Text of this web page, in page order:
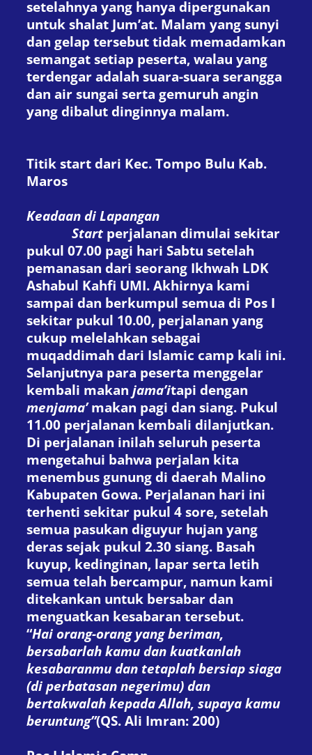
setelahnya yang hanya dipergunakan
untuk shalat Jum’at. Malam yang sunyi
dan gelap tersebut tidak memadamkan
semangat setiap peserta, walau yang
terdengar adalah suara-suara serangga
dan air sungai serta gemuruh angin
yang dibalut dinginnya malam.
Titik start dari Kec. Tompo Bulu Kab.
Maros
Keadaan di Lapangan
Start perjalanan dimulai sekitar
pukul 07.00 pagi hari Sabtu setelah
pemanasan dari seorang Ikhwah LDK
Ashabul Kahfi UMI. Akhirnya kami
sampai dan berkumpul semua di Pos I
sekitar pukul 10.00, perjalanan yang
cukup melelahkan sebagai
muqaddimah dari Islamic camp kali ini.
Selanjutnya para peserta menggelar
kembali makan jama’itapi dengan
menjama’makan pagi dan siang. Pukul
11.00 perjalanan kembali dilanjutkan.
Di perjalanan inilah seluruh peserta
mengetahui bahwa perjalan kita
menembus gunung di daerah Malino
Kabupaten Gowa. Perjalanan hari ini
terhenti sekitar pukul 4 sore, setelah
semua pasukan diguyur hujan yang
deras sejak pukul 2.30 siang. Basah
kuyup, kedinginan, lapar serta letih
semua telah bercampur, namun kami
ditekankan untuk bersabar dan
menguatkan kesabaran tersebut.
“Hai orang-orang yang beriman,
bersabarlah kamu dan kuatkanlah
kesabaranmu dan tetaplah bersiap siaga
(di perbatasan negerimu) dan
bertakwalah kepada Allah, supaya kamu
beruntung”(QS. Ali Imran: 200)